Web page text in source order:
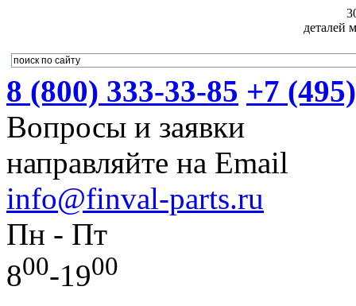
деталей
8 (800) 333-33-85 +7
Вопросы и заявки
направляйте на Email
info@finval-parts.ru
Пн - Пт
800-1900